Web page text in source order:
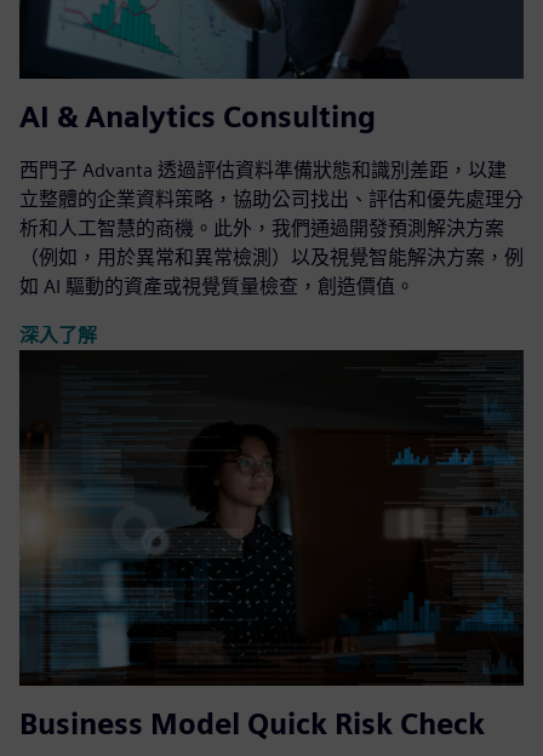
AI & Analytics Consulting
西門子 Advanta 透過評估資料準備狀態和識別差距，以建
立整體的企業資料策略，協助公司找出、評估和優先處理分
析和人工智慧的商機。此外，我們通過開發預測解決方案
（例如，用於異常和異常檢測）以及視覺智能解決方案，例
如 AI 驅動的資產或視覺質量檢查，創造價值。
深入了解
Business Model Quick Risk Check